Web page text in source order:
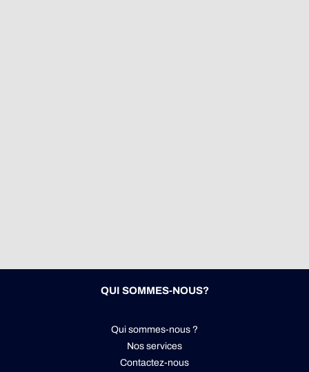
QUI SOMMES-NOUS?
Qui sommes-nous ?
Nos services
Contactez-nous